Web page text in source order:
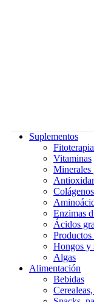
Suplementos
Fitoterapia
Vitaminas
Minerales
Enzimas
Ácidos
Productos
Hongos y
Algas
Alimentación
Bebidas